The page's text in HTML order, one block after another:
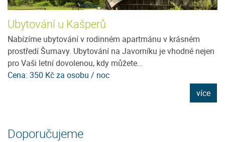
Ubytování u Kašperů
Nabízíme ubytování v rodinném apartmánu v krásném
prostředí Šumavy. Ubytování na Javorníku je vhodné nejen
pro Vaši letní dovolenou, kdy můžete...
Cena: 350 Kč za osobu / noc
více
Doporučujeme